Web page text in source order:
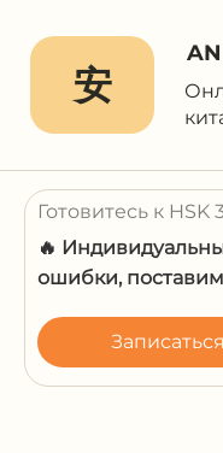
安
Готовитесь к
🔥
ошибки, поставим